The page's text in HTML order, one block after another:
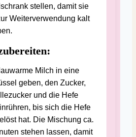
stellen, damit sie
Weiterverwendung kalt
Milch in eine
geben, den Zucker,
und die Hefe
bis sich die Hefe
hat. Die Mischung ca.
stehen lassen, damit